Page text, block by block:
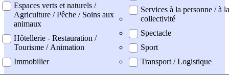
Espaces verts et naturels /
Agriculture / Pêche / Soins aux
animaux
Hôtellerie - Restauration /
Tourisme / Animation
Immobilier
Services à la personne / à la
collectivité
Spectacle
Sport
Transport / Logistique